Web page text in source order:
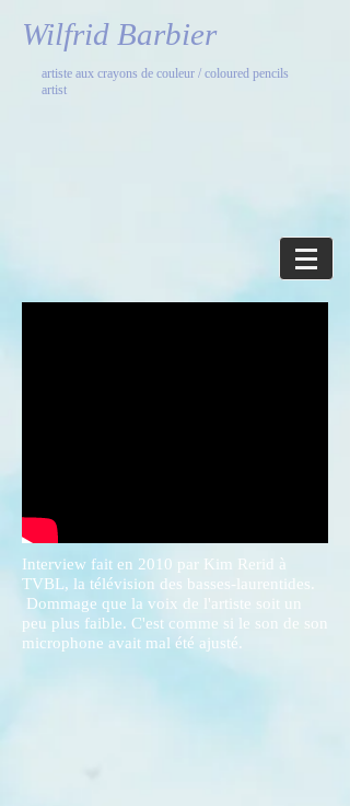
Wilfrid Barbier
artiste aux crayons de couleur / coloured pencils
artist
Interview fait en 2010 par Kim Rerid à
TVBL, la télévision des basses-laurentides.
Dommage que la voix de l'artiste soit un
peu plus faible. C'est comme si le son de son
microphone avait mal été ajusté.